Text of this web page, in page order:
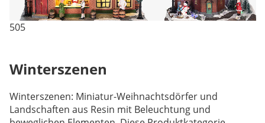
505
Winterszenen
Winterszenen: Miniatur-Weihnachtsdörfer und
Landschaften aus Resin mit Beleuchtung und